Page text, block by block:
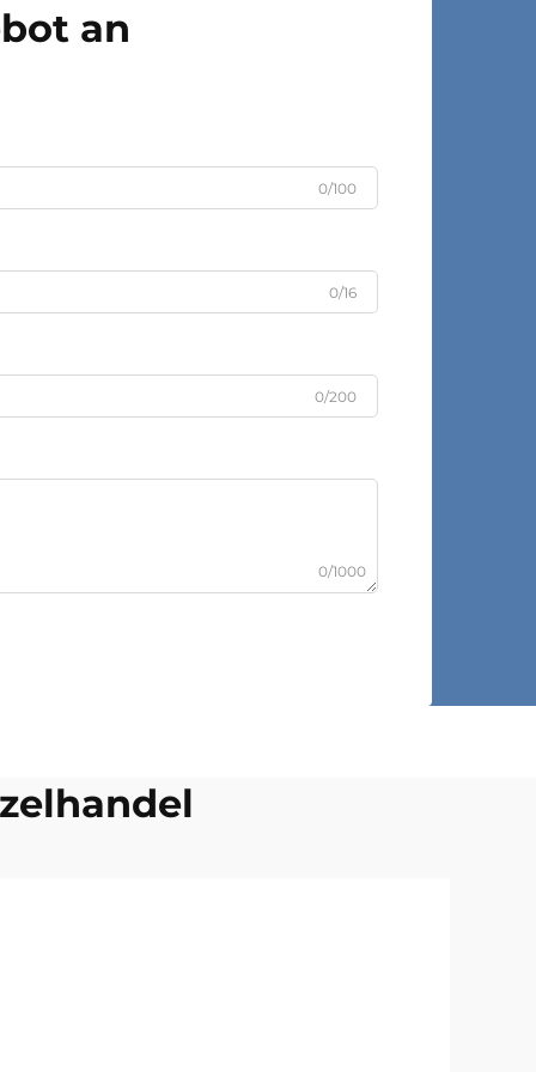
an
0/100
0/16
0/200
0/1000